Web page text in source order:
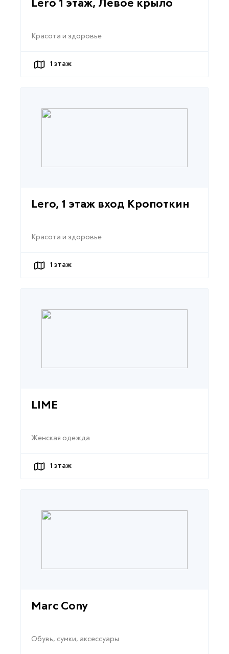
Lero 1 этаж, Левое крыло
Красота и здоровье
1 этаж
Lero, 1 этаж вход Кропоткин
Красота и здоровье
1 этаж
LIME
Женская одежда
1 этаж
Marc Cony
Обувь, сумки, аксессуары